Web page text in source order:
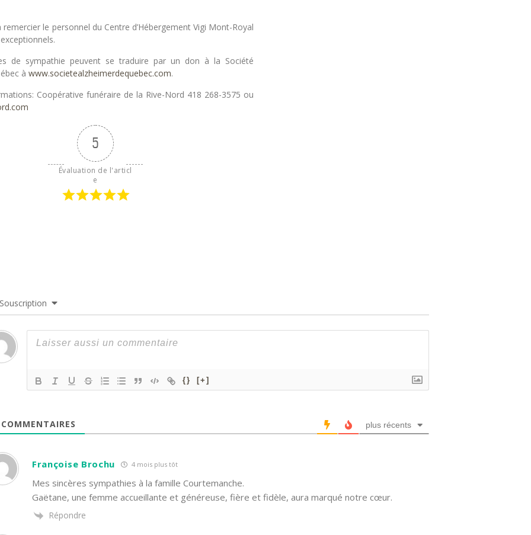
le personnel du Centre d’Hébergement Vigi Mont-Royal
de sympathie peuvent se traduire par un don à la Société
à www.societealzheimerdequebec.com.
Coopérative funéraire de la Rive-Nord 418 268-3575 ou
5
Évaluation de l'articl
e
{} [+]
plus récents
Françoise Brochu 4 mois plus tôt
Mes sincères sympathies à la famille Courtemanche.
Gaëtane, une femme accueillante et généreuse, fière et fidèle, aura marqué notre cœur.
Répondre